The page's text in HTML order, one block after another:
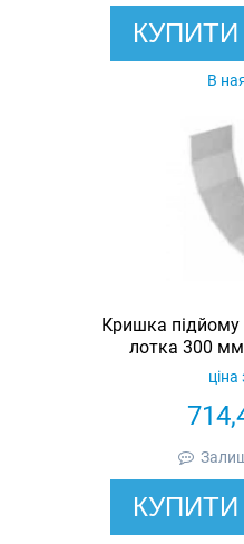
КУПИТИ
В
Кришка підйому
лотка 300
КУПИТИ